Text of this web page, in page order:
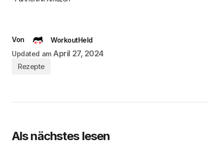
Von
WorkoutHeld
Updated am April 27, 2024
Rezepte
Als nächstes lesen